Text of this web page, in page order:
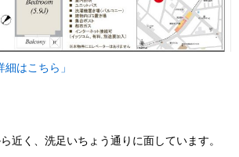
細はこちら」
近く、洗足いちょう通りに面しています。